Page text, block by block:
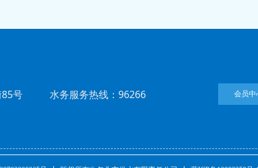
街85号 水务服务热线：96266 会员中